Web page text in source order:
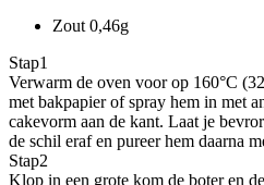
Zout 0,46g
Stap1
Verwarm de oven voor op 160°C
met bakpapier of spray hem in met
cakevorm aan de kant. Laat je
de schil eraf en pureer hem daarna
Stap2
Klop in een grote kom de boter en